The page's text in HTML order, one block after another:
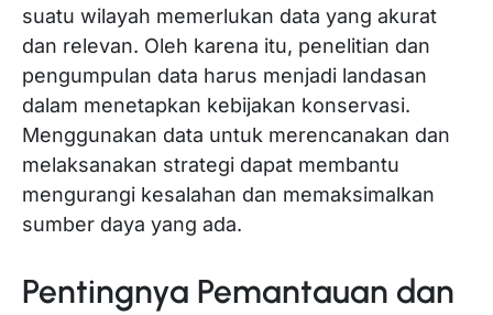
suatu wilayah memerlukan data yang akurat
dan relevan. Oleh karena itu, penelitian dan
pengumpulan data harus menjadi landasan
dalam menetapkan kebijakan konservasi.
Menggunakan data untuk merencanakan dan
melaksanakan strategi dapat membantu
mengurangi kesalahan dan memaksimalkan
sumber daya yang ada.
Pentingnya Pemantauan dan